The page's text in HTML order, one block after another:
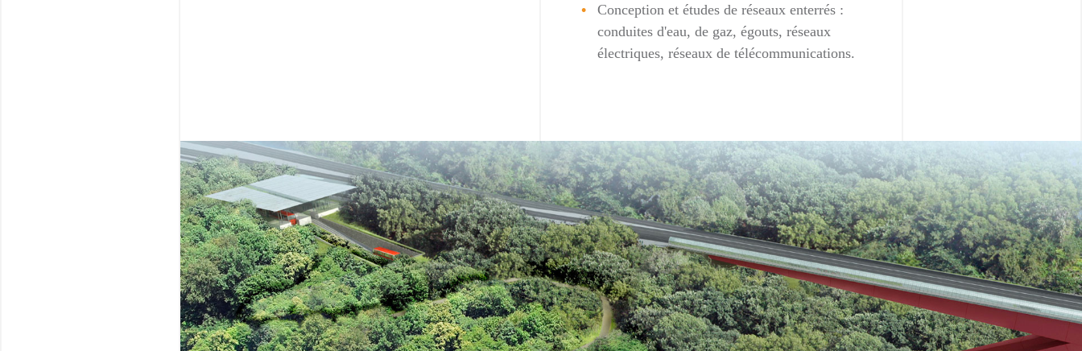
Conception et études de réseaux enterrés :
conduites d'eau, de gaz, égouts, réseaux
électriques, réseaux de télécommunications.